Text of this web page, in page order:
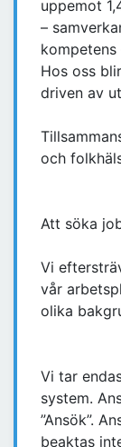
uppemot
–
Hos oss
driven av
och
Att söka
Vi
vår
olika
Vi tar
system.
”Ansök”.
beaktas